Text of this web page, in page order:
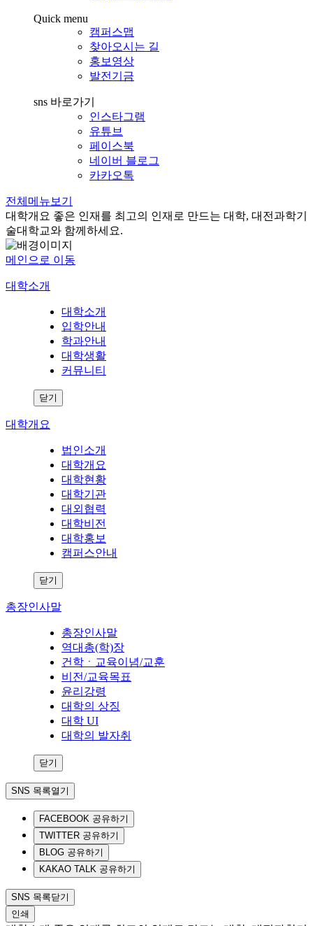
Quick menu
캠퍼스맵
찾아오시는 길
홍보영상
발전기금
sns 바로가기
인스타그램
유튜브
페이스북
네이버 블로그
카카오톡
전체메뉴보기
대학개요 좋은 인재를 최고의 인재로 만드는 대학, 대전과학기
술대학교와 함께하세요.
메인으로 이동
대학소개
대학소개
입학안내
학과안내
대학생활
커뮤니티
닫기
대학개요
법인소개
대학개요
대학현황
대학기관
대외협력
대학비전
대학홍보
캠퍼스안내
닫기
총장인사말
총장인사말
역대총(학)장
건학ㆍ교육이념/교훈
비전/교육목표
윤리강령
대학의 상징
대학 UI
대학의 발자취
닫기
SNS 목록열기
FACEBOOK 공유하기
TWITTER 공유하기
BLOG 공유하기
KAKAO TALK 공유하기
SNS 목록닫기
인쇄